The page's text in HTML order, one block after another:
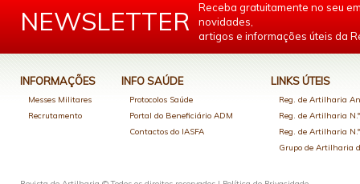
NEWSLETTER
Receba gratuitamente no seu
novidades,
artigos e informações úteis da
INFORMAÇÕES
Messes Militares
Recrutamento
INFO SAÚDE
Protocolos Saúde
Portal do Beneficiário ADM
Contactos do IASFA
LINKS ÚTEIS
Reg. de Artilharia
Reg. de Artilharia
Reg. de Artilharia
Grupo de Artilharia